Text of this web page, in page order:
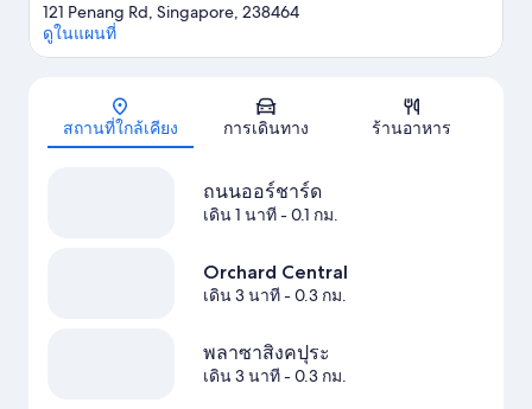
แผนที่
121 Penang Rd, Singapore, 238464
ดูในแผนที่
สถานที่ใกล้เคียง การเดินทาง ร้านอาหาร
ถนนออร์ชาร์ด
เดิน 1 นาที- 0.1 กม.
Orchard Central
เดิน 3 นาที- 0.3 กม.
พลาซาสิงคปุระ
เดิน 3 นาที- 0.3 กม.